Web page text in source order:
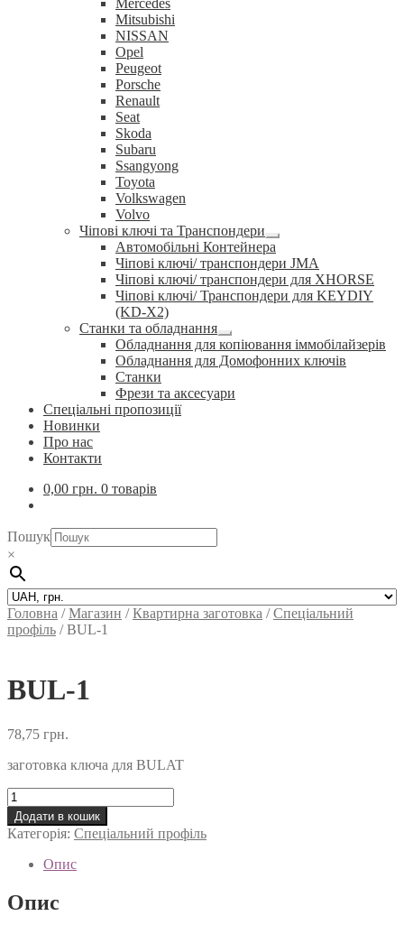
Mercedes
Mitsubishi
NISSAN
Opel
Peugeot
Porsche
Renault
Seat
Skoda
Subaru
Ssangyong
Toyota
Volkswagen
Volvo
Чіпові ключі та Транспондери
Розгорнуте
вкладене
меню
Автомобільні Контейнера
Чіпові ключі/ транспондери JMA
Чіпові ключі/ транспондери для XHORSE
Чіпові ключі/ Транспондери для KEYDIY
(KD-X2)
Станки та обладнання
Розгорнуте
вкладене
меню
Обладнання для копіювання іммобілайзерів
Обладнання для Домофонних ключів
Станки
Фрези та аксесуари
Спеціальні пропозиції
Новинки
Про нас
Контакти
0,00 грн. 0 товарів
Пошук
×
Головна /Магазин /Квартирна заготовка /Спеціальний
профіль /BUL-1
BUL-1
78,75 грн.
заготовка ключа для BULAT
BUL-
1
кількість
Додати в кошик
Категорія: Спеціальний профіль
Опис
Опис